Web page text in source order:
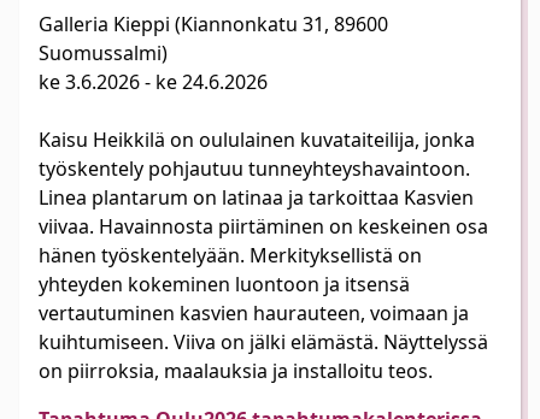
Galleria Kieppi (Kiannonkatu 31, 89600
Suomussalmi)
ke 3.6.2026 - ke 24.6.2026
Kaisu Heikkilä on oululainen kuvataiteilija, jonka
työskentely pohjautuu tunneyhteyshavaintoon.
Linea plantarum on latinaa ja tarkoittaa Kasvien
viivaa. Havainnosta piirtäminen on keskeinen osa
hänen työskentelyään. Merkityksellistä on
yhteyden kokeminen luontoon ja itsensä
vertautuminen kasvien haurauteen, voimaan ja
kuihtumiseen. Viiva on jälki elämästä. Näyttelyssä
on piirroksia, maalauksia ja installoitu teos.